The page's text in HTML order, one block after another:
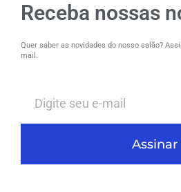
Receba nossas
Quer saber as novidades do nosso salão?
mail.
Assinar